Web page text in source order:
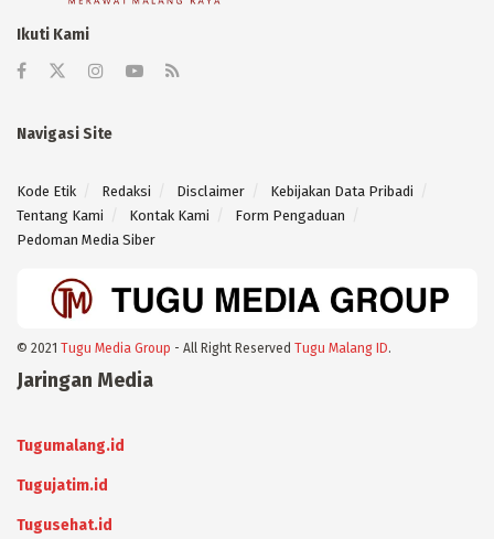
Ikuti Kami
Navigasi Site
Kode Etik Redaksi Disclaimer
Kebijakan Data Pribadi
Tentang Kami
Kontak Kami
Form Pengaduan
Pedoman Media Siber
© 2021 Tugu Media Group - All Right Reserved Tugu Malang ID.
Jaringan Media
Tugumalang.id
Tugujatim.id
Tugusehat.id